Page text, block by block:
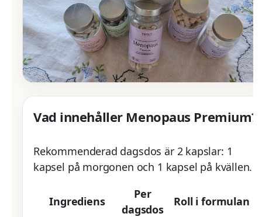
Vad innehåller Menopaus Premium?
Rekommenderad dagsdos är 2 kapslar: 1
kapsel på morgonen och 1 kapsel på kvällen.
Ingrediens
Per
dagsdos
Roll i formulan